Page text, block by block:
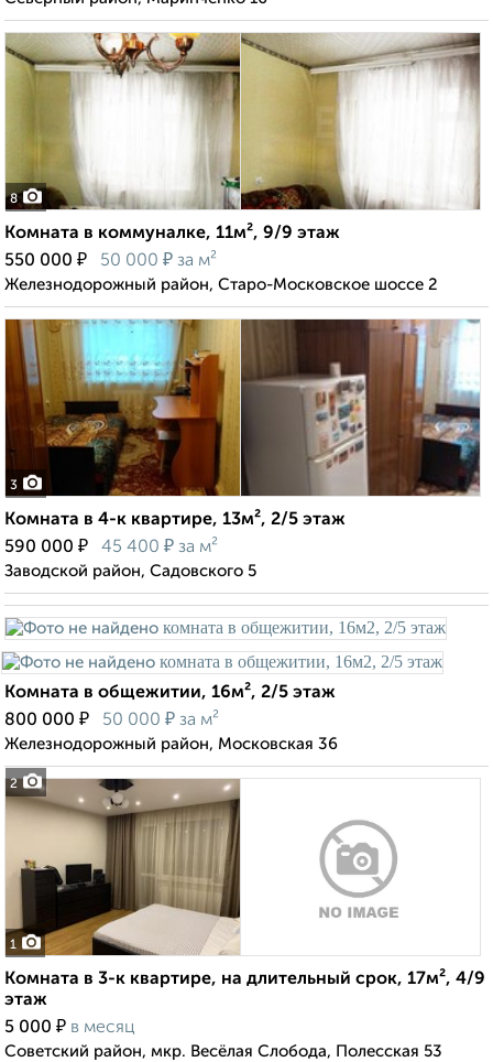
8
Комната в коммуналке, 11м², 9/9 этаж
550 000 ₽ 50 000 ₽ за м²
Железнодорожный район, Старо-Московское шоссе 2
3
Комната в 4-к квартире, 13м², 2/5 этаж
590 000 ₽ 45 400 ₽ за м²
Заводской район, Садовского 5
2
Комната в общежитии, 16м², 2/5 этаж
800 000 ₽ 50 000 ₽ за м²
Железнодорожный район, Московская 36
1
Комната в 3-к квартире, на длительный срок, 17м², 4/9
этаж
5 000 ₽ в месяц
Советский район, мкр. Весёлая Слобода, Полесская 53